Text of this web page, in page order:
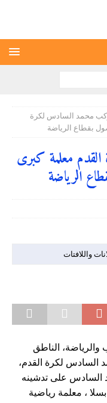
محمد السادس لكرة
بقطاع الرياضة
معلمة كبرى
الرياضة
واللافتات
والرياضة، الناطق
السادس لكرة القدم،
السادس على تدشينه
، معلمة رياضية